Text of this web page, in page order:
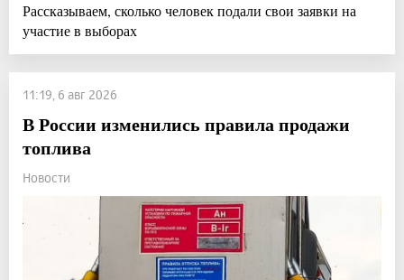
Рассказываем, сколько человек подали свои заявки на
участие в выборах
11:19, 6 авг 2026
В России изменились правила продажи
топлива
Новости